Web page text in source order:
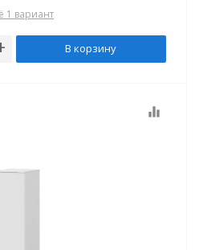
1 вариант
В корзину
equalizer